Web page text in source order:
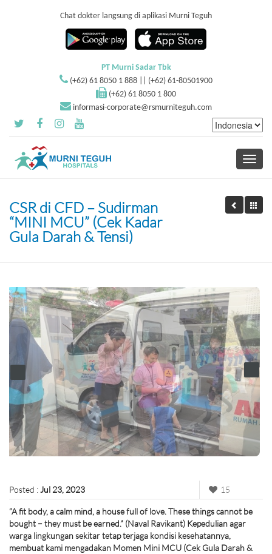
Chat dokter langsung di aplikasi Murni Teguh
PT Murni Sadar Tbk
(+62) 61 8050 1 888 || (+62) 61-80501900
(+62) 61 8050 1 800
informasi-corporate@rsmurniteguh.com
Toggle
CSR di CFD – Sudirman
“MINI MCU” (Cek Kadar
Gula Darah & Tensi)
Posted :Jul 23, 2023 15
“A fit body, a calm mind, a house full of love. These things cannot be
bought – they must be earned.” (Naval Ravikant) Kepedulian agar
warga lingkungan sekitar tetap terjaga kondisi kesehatannya,
membuat kami mengadakan Momen Mini MCU (Cek Gula Darah &